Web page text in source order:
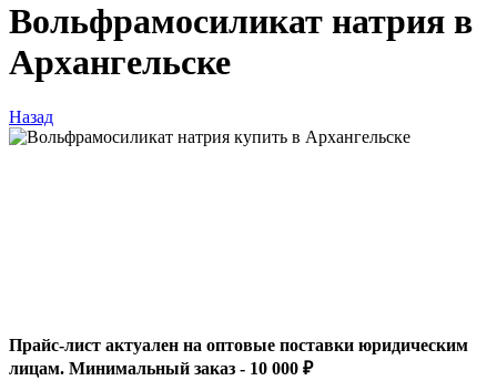
Вольфрамосиликат натрия в
Архангельске
Назад
Прайс-лист актуален на оптовые поставки юридическим
лицам. Минимальный заказ - 10 000 ₽